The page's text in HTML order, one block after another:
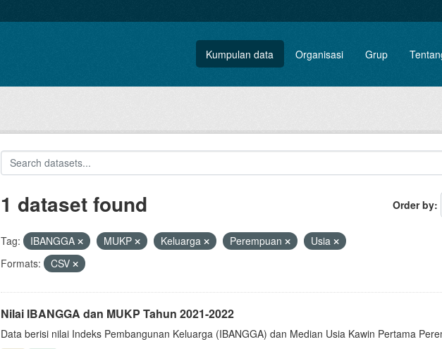
Kumpulan data Organisasi Grup
Order by
1 dataset found
Tag: IBANGGA MUKP Keluarga Perempuan
Usia
Formats:
CSV
Nilai IBANGGA dan MUKP Tahun 2021-2022
Data berisi nilai Indeks Pembangunan Keluarga (IBANGGA) dan Median Usia Kawin Pertama